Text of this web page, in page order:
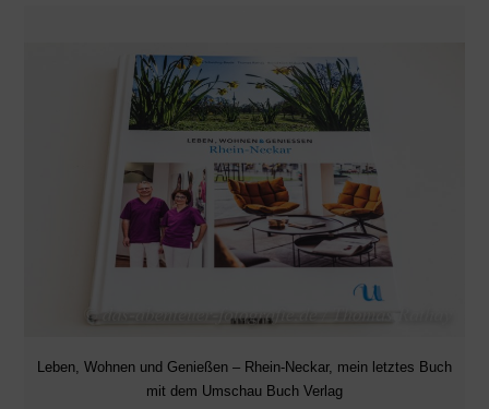
Leben, Wohnen und Genießen – Rhein-Neckar, mein letztes Buch
mit dem Umschau Buch Verlag